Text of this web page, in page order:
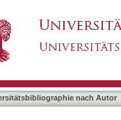
nach Autor